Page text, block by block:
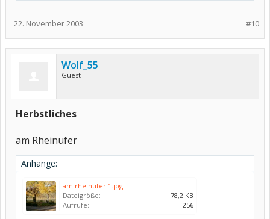
#10
22. November 2003
Wolf_55
Guest
Herbstliches
am Rheinufer
Anhänge:
am rheinufer 1.jpg
Dateigröße:
78,2 KB
Aufrufe:
256